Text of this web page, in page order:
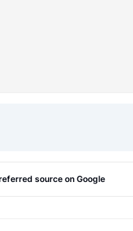
source on Google